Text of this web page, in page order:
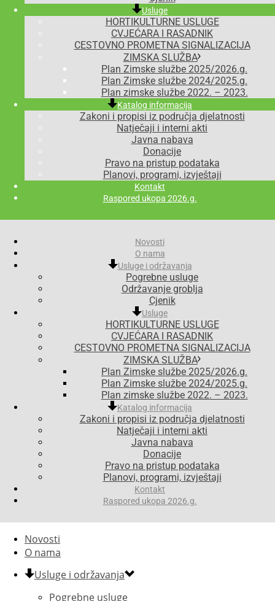
Usluge
HORTIKULTURNE USLUGE
CVJEĆARA I RASADNIK
CESTOVNO PROMETNA SIGNALIZACIJA
ZIMSKA SLUŽBA
Plan Zimske službe 2025/2026.g.
Plan Zimske službe 2024/2025.g.
Plan zimske službe 2022. – 2023.
Katalog informacija
Zakoni i propisi iz područja djelatnosti
Natječaji i interni akti
Javna nabava
Donacije
Pravo na pristup podataka
Planovi, programi, izvještaji
Kontakt
Raspored ukopa 2026.g.
Novosti
O nama
Usluge i održavanja
Pogrebne usluge
Održavanje groblja
Cjenik
Usluge
HORTIKULTURNE USLUGE
CVJEĆARA I RASADNIK
CESTOVNO PROMETNA SIGNALIZACIJA
ZIMSKA SLUŽBA
Plan Zimske službe 2025/2026.g.
Plan Zimske službe 2024/2025.g.
Plan zimske službe 2022. – 2023.
Katalog informacija
Zakoni i propisi iz područja djelatnosti
Natječaji i interni akti
Javna nabava
Donacije
Pravo na pristup podataka
Planovi, programi, izvještaji
Kontakt
Raspored ukopa 2026.g.
Novosti
O nama
Usluge i održavanja
Pogrebne usluge